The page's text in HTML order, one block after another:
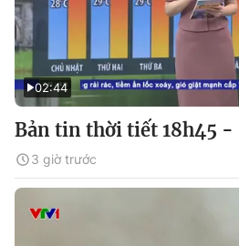
02:44
Bản tin thời tiết 18h45
3 giờ trước